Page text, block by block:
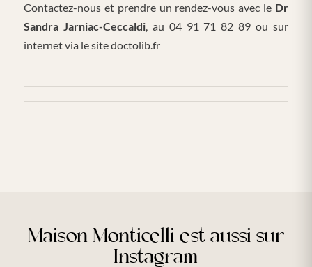
Contactez-nous et prendre un rendez-vous avec le Dr
Sandra Jarniac-Ceccaldi, au 04 91 71 82 89 ou sur
internet via le site doctolib.fr
Maison Monticelli est aussi sur
Instagram